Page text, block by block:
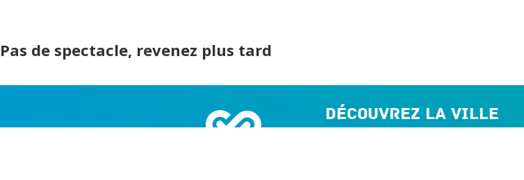
Pas de spectacle, revenez plus tard
Découvrez la ville